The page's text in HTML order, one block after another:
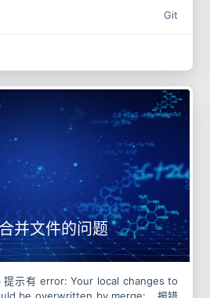
的原理、用法，以及如何在实
Git
并文件的问题
示有 error: Your local changes to